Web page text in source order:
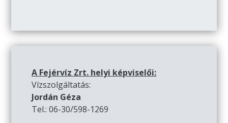
A Fejérvíz Zrt. helyi képviselői:
Vízszolgáltatás:
Jordán Géza
Tel.: 06-30/598-1269